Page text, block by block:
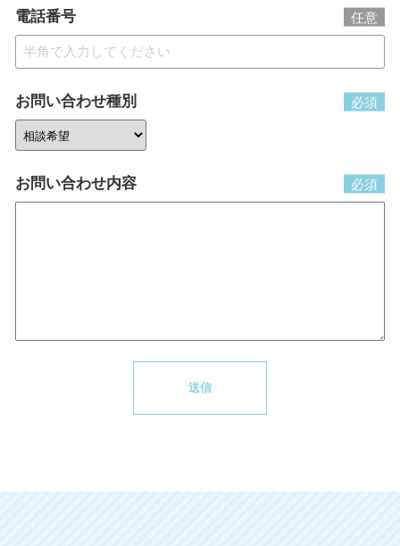
電話番号 任意
お問い合わせ種別 必須
お問い合わせ内容 必須